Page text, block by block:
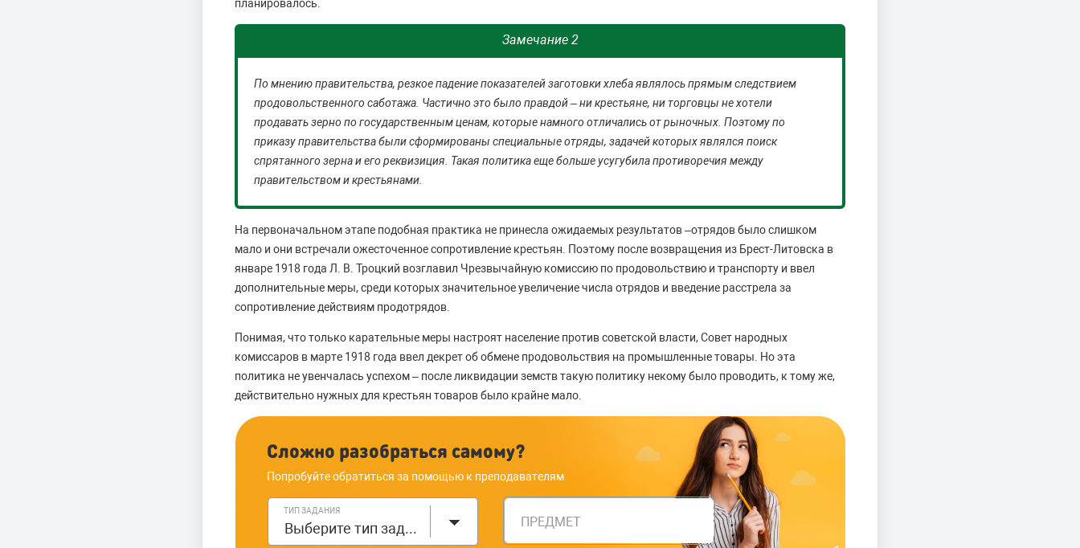
планировалось.
Замечание 2
По мнению правительства, резкое падение показателей заготовки хлеба являлось прямым следствием
продовольственного саботажа. Частично это было правдой – ни крестьяне, ни торговцы не хотели
продавать зерно по государственным ценам, которые намного отличались от рыночных. Поэтому по
приказу правительства были сформированы специальные отряды, задачей которых являлся поиск
спрятанного зерна и его реквизиция. Такая политика еще больше усугубила противоречия между
правительством и крестьянами.
На первоначальном этапе подобная практика не принесла ожидаемых результатов –отрядов было слишком
мало и они встречали ожесточенное сопротивление крестьян. Поэтому после возвращения из Брест-Литовска в
январе 1918 года Л. В. Троцкий возглавил Чрезвычайную комиссию по продовольствию и транспорту и ввел
дополнительные меры, среди которых значительное увеличение числа отрядов и введение расстрела за
сопротивление действиям продотрядов.
Понимая, что только карательные меры настроят население против советской власти, Совет народных
комиссаров в марте 1918 года ввел декрет об обмене продовольствия на промышленные товары. Но эта
политика не увенчалась успехом – после ликвидации земств такую политику некому было проводить, к тому же,
действительно нужных для крестьян товаров было крайне мало.
Сложно разобраться самому?
Попробуйте обратиться за помощью к преподавателям
ТИП ЗАДАНИЯ
Выберите тип задания ПРЕДМЕТ